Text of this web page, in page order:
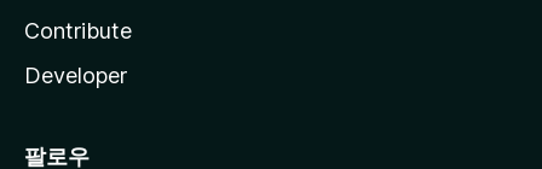
Contribute
Developer
팔로우